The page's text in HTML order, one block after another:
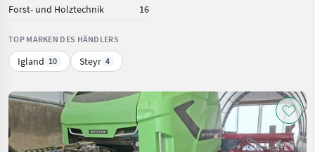
Forst- und Holztechnik
16
TOP MARKEN DES HÄNDLERS
Igland 10 Steyr 4